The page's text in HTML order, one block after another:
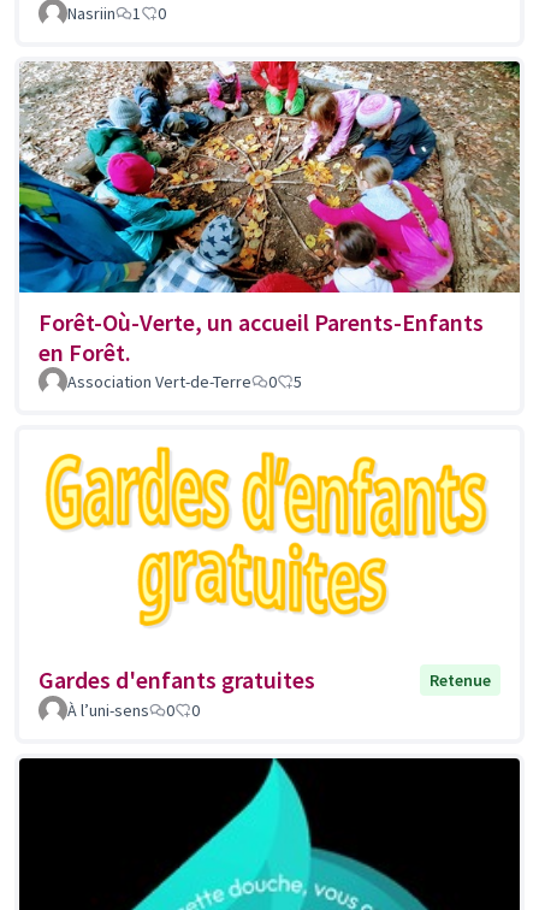
Nasriin 1 0
Forêt-Où-Verte, un accueil Parents-Enfants
en Forêt.
Association Vert-de-Terre 0 5
Gardes d'enfants gratuites
Retenue
À l’uni-sens
0 0